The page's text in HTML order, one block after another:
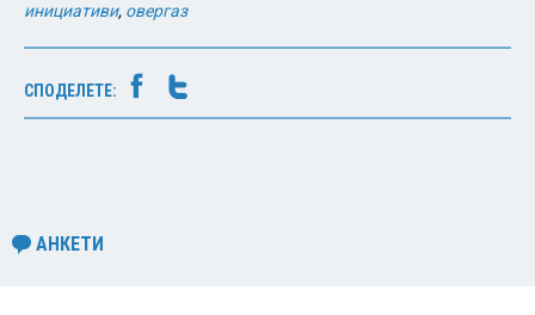
инициативи, овергаз
СПОДЕЛЕТЕ:
АНКЕТИ